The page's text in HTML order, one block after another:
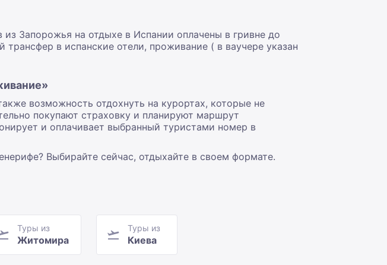
Запорожья на отдыхе в Испании оплачены в гривне до
трансфер в испанские отели, проживание ( в ваучере указан
возможность отдохнуть на курортах, которые не
покупают страховку и планируют маршрут
и оплачивает выбранный туристами номер в
Выбирайте сейчас, отдыхайте в своем формате.
Туры из
Житомира
Туры из
Киева